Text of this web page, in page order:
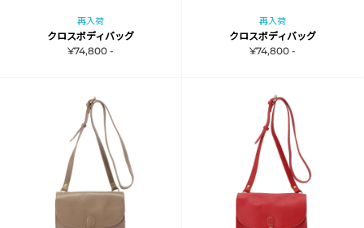
再入荷
クロスボディバッグ
¥74,800 -
再入荷
クロスボディバッグ
¥74,800 -